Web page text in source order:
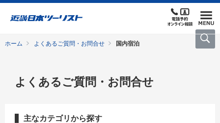
ホーム よくあるご質問・お問合せ 国内宿泊
よくあるご質問・お問合せ
主なカテゴリから探す